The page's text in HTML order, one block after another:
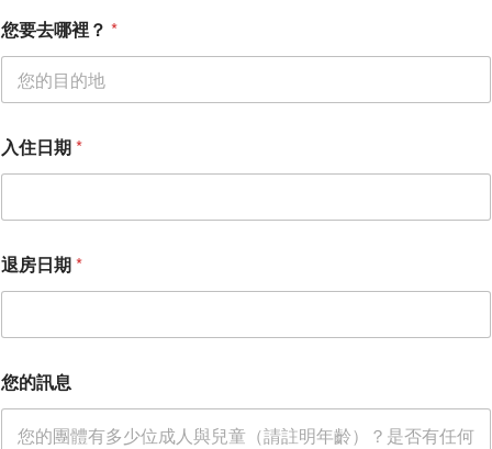
您要去哪裡？ *
入住日期*
*
退
日
退房日期*
您的訊息